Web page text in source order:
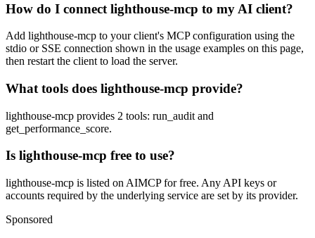
How do I connect lighthouse-mcp to my AI client?
Add lighthouse-mcp to your client's MCP configuration using the
stdio or SSE connection shown in the usage examples on this page,
then restart the client to load the server.
What tools does lighthouse-mcp provide?
lighthouse-mcp provides 2 tools: run_audit and
get_performance_score.
Is lighthouse-mcp free to use?
lighthouse-mcp is listed on AIMCP for free. Any API keys or
accounts required by the underlying service are set by its provider.
Sponsored